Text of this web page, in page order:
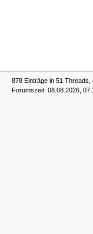
878 Einträge in 51
Forumszeit: 08.08.2026,